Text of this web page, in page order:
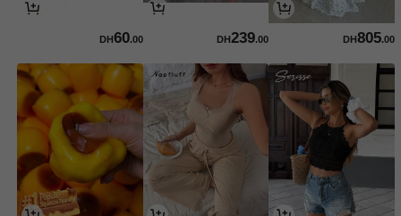
DH805.00
DH239.00
DH60.00